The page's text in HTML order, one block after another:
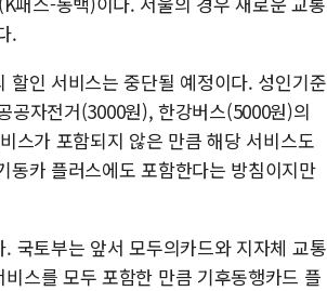
.
인 서비스는 중단될 예정이다. 성인기준
공자전거(3000원), 한강버스(5000원)의
스가 포함되지 않은 만큼 해당 서비스도
카 플러스에도 포함한다는 방침이지만
국토부는 앞서 모두의카드와 지자체 교통
스를 모두 포함한 만큼 기후동행카드 플